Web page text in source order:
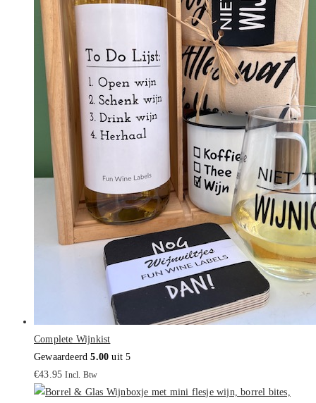
Complete Wijnkist
Gewaardeerd5.00 uit 5
€43.95 Incl. Btw